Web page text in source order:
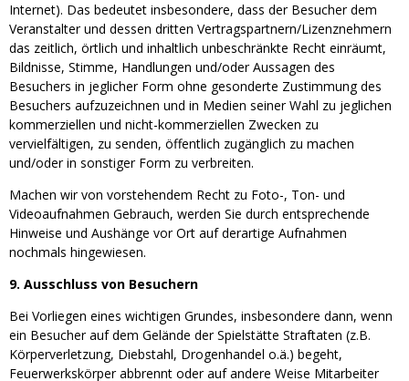
Internet). Das bedeutet insbesondere, dass der Besucher dem
Veranstalter und dessen dritten Vertragspartnern/Lizenznehmern
das zeitlich, örtlich und inhaltlich unbeschränkte Recht einräumt,
Bildnisse, Stimme, Handlungen und/oder Aussagen des
Besuchers in jeglicher Form ohne gesonderte Zustimmung des
Besuchers aufzuzeichnen und in Medien seiner Wahl zu jeglichen
kommerziellen und nicht-kommerziellen Zwecken zu
vervielfältigen, zu senden, öffentlich zugänglich zu machen
und/oder in sonstiger Form zu verbreiten.
Machen wir von vorstehendem Recht zu Foto-, Ton- und
Videoaufnahmen Gebrauch, werden Sie durch entsprechende
Hinweise und Aushänge vor Ort auf derartige Aufnahmen
nochmals hingewiesen.
9. Ausschluss von Besuchern
Bei Vorliegen eines wichtigen Grundes, insbesondere dann, wenn
ein Besucher auf dem Gelände der Spielstätte Straftaten (z.B.
Körperverletzung, Diebstahl, Drogenhandel o.ä.) begeht,
Feuerwerkskörper abbrennt oder auf andere Weise Mitarbeiter